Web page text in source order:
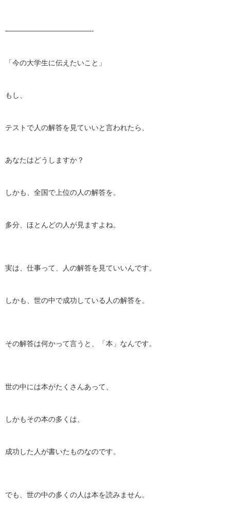
————————————-
「今の大学生に伝えたいこと」
もし、
テストで人の解答を見ていいと言われたら、
あなたはどうしますか？
しかも、全国で上位の人の解答を。
多分、ほとんどの人が見ますよね。
実は、仕事って、人の解答を見ていいんです。
しかも、世の中で成功している人の解答を。
その解答は何かって言うと、「本」なんです。
世の中には本がたくさんあって、
しかもその本の多くは、
成功した人が書いたものなのです。
でも、世の中の多くの人は本を読みません。